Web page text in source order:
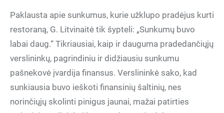
Paklausta apie sunkumus, kurie užklupo pradėjus kurti
restoraną, G. Litvinaitė tik šypteli: „Sunkumų buvo
labai daug.“ Tikriausiai, kaip ir dauguma pradedančiųjų
verslininkų, pagrindiniu ir didžiausiu sunkumu
pašnekovė įvardija finansus. Verslininkė sako, kad
sunkiausia buvo ieškoti finansinių šaltinių, nes
norinčiųjų skolinti pinigus jaunai, mažai patirties